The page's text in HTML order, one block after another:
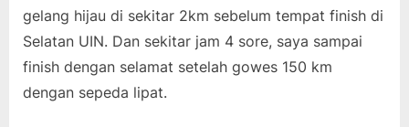
gelang hijau di sekitar 2km sebelum tempat finish di
Selatan UIN. Dan sekitar jam 4 sore, saya sampai
finish dengan selamat setelah gowes 150 km
dengan sepeda lipat.